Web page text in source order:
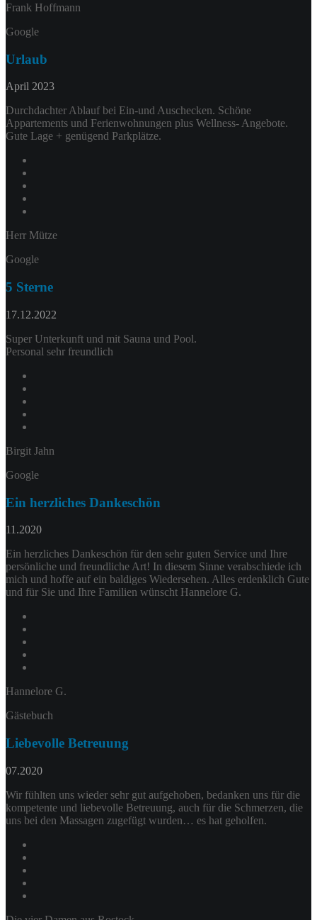
Frank Hoffmann
Google
Urlaub
April 2023
Durchdachter Ablauf bei Ein-und Auschecken. Schöne
Appartements und Ferienwohnungen plus Wellness- Angebote.
Gute Lage + genügend Parkplätze.
Herr Mütze
Google
5 Sterne
17.12.2022
Super Unterkunft und mit Sauna und Pool.
Personal sehr freundlich
Birgit Jahn
Google
Ein herzliches Dankeschön
11.2020
Ein herzliches Dankeschön für den sehr guten Service und Ihre
persönliche und freundliche Art! In diesem Sinne verabschiede ich
mich und hoffe auf ein baldiges Wiedersehen. Alles erdenklich Gute
und für Sie und Ihre Familien wünscht Hannelore G.
Hannelore G.
Gästebuch
Liebevolle Betreuung
07.2020
Wir fühlten uns wieder sehr gut aufgehoben, bedanken uns für die
kompetente und liebevolle Betreuung, auch für die Schmerzen, die
uns bei den Massagen zugefügt wurden… es hat geholfen.